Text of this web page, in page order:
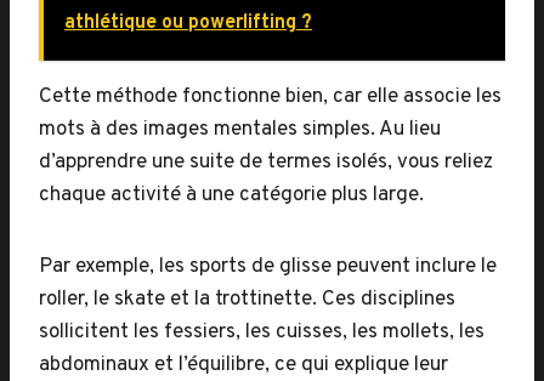
athlétique ou powerlifting ?
Cette méthode fonctionne bien, car elle associe les
mots à des images mentales simples. Au lieu
d’apprendre une suite de termes isolés, vous reliez
chaque activité à une catégorie plus large.
Par exemple, les sports de glisse peuvent inclure le
roller, le skate et la trottinette. Ces disciplines
sollicitent les fessiers, les cuisses, les mollets, les
abdominaux et l’équilibre, ce qui explique leur